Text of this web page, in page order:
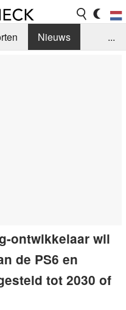
Nieuws
...
ontwikkelaar wil
de PS6 en
tot 2030 of